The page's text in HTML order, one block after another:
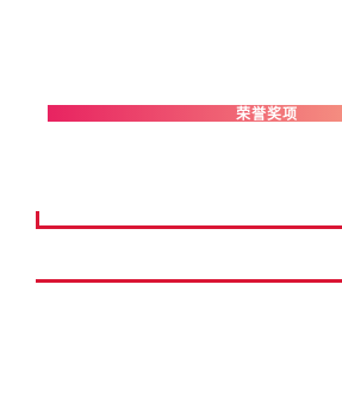
荣誉奖项